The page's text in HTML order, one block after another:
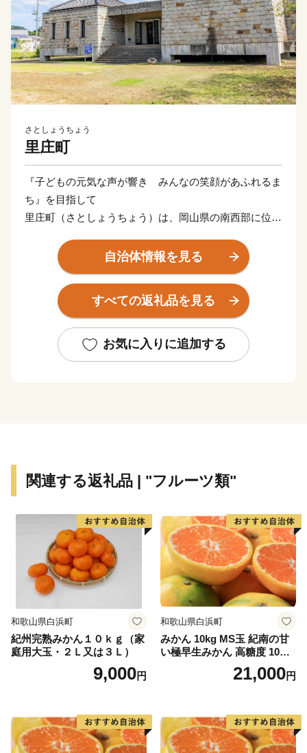
さとしょうちょう
里庄町
『子どもの元気な声が響き みんなの笑顔があふれるま
ち』を目指して
里庄町（さとしょうちょう）は、岡山県の南西部に位置
瀬戸内海特有の温暖な気候と豊かな自然に恵まれ、四季
折々に町を彩る花々が、訪れる人の心を和ませていま
中でも教育、文化の振興に積極的に取り組み、町内には
ています。
コンパクトな町だからこそできる魅力あるまちづくりを
自治体情報を見る
すべての返礼品を見る
お気に入りに追加する
関連する返礼品 | "フルーツ類"
和歌山県白浜町
紀州完熟みかん１０ｋｇ（家
庭用大玉・２Ｌ又は３Ｌ）
9,000円
和歌山県白浜町
みかん 10kg MS玉 紀南の甘
い極早生みかん 高糖度 10月
以降発送 マルチ被覆栽培
21,000円